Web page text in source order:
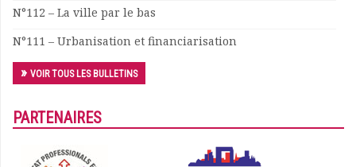
N°112 – La ville par le bas
N°111 – Urbanisation et financiarisation
VOIR TOUS LES BULLETINS
PARTENAIRES